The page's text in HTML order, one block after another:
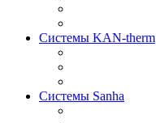
Системы KAN-therm
Системы Sanha